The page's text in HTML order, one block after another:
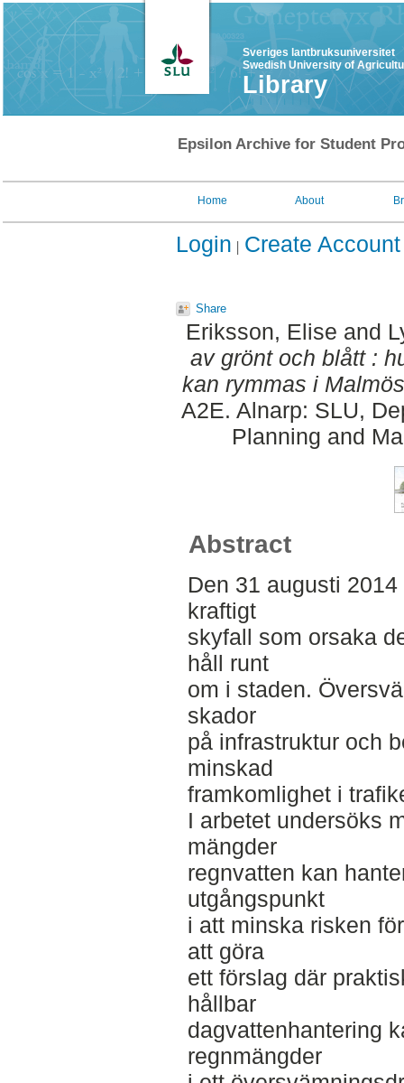
Sveriges lantbruksuniversitet
Swedish University of
Library
Epsilon Archive for Student
Home About
Login Create Account
Share
Eriksson, Elise and
av grönt och blått :
kan rymmas i
A2E. Alnarp: SLU,
Planning and
Abstract
Den 31 augusti
kraftigt
skyfall som orsaka
håll runt
om i staden.
skador
på infrastruktur och
minskad
framkomlighet i
I arbetet undersöks
mängder
regnvatten kan
utgångspunkt
i att minska risken
att göra
ett förslag där
hållbar
dagvattenhantering
regnmängder